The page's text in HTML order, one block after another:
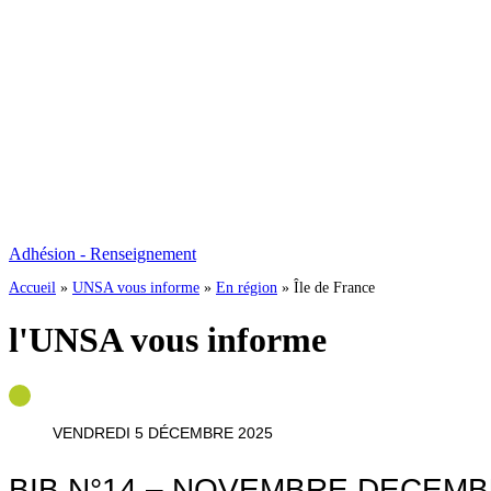
Adhésion - Renseignement
Accueil » UNSA vous informe » En région » Île de France
l'UNSAvous informe
VENDREDI 5 DÉCEMBRE 2025